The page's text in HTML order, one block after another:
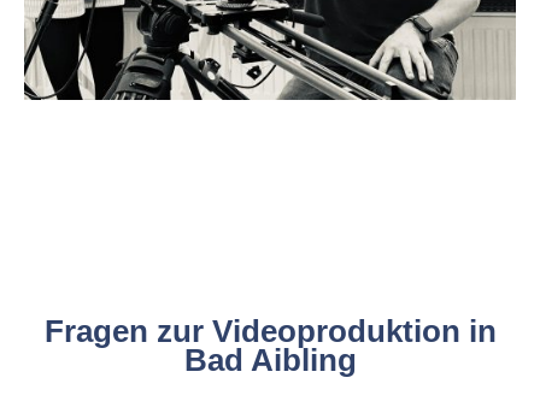
Fragen zur Videoproduktion in
Bad Aibling